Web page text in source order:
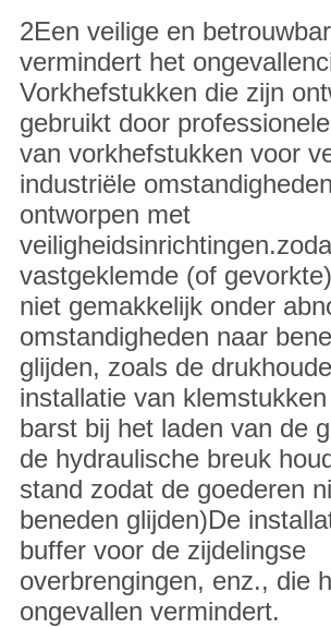
2Een veilige en
vermindert het
Vorkhefstukken die zijn
gebruikt door
van vorkhefstukken voor
industriële
ontworpen met
vastgeklemde (of
niet gemakkelijk onder
omstandigheden naar
glijden, zoals de
installatie van
barst bij het laden van de
de hydraulische breuk
stand zodat de goederen
beneden glijden)De
buffer voor de zijdelingse
overbrengingen, enz., die
ongevallen vermindert.